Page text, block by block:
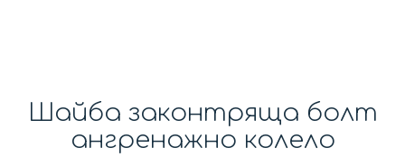
Шайба законтряща болт
ангренажно колело